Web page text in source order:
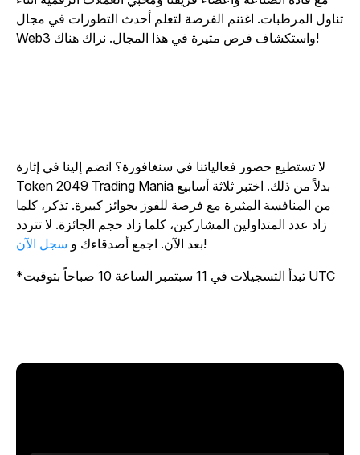
المرطبات. اغتنم الفرصة لتعلم أحدث التطورات في مجال
لا تستطيع حضور فعالياتنا في سنغافورة؟ انضم إلينا في إثارة
Token 2049 Trading Mania بدلاً من ذلك. اختبر ثلاثة أسابيع
من المنافسة المثيرة مع فرصة للفوز بجوائز كبيرة. تذكر، كلما
زاد عدد المتداولين المشاركين، كلما زاد حجم الجائزة. لا تتردد
بعد الآن. اجمع أصدقاءك وسجل الآن
*تبدأ التسجيلات في 11 سبتمبر الساعة 10 صباحاً بتوقيت UTC